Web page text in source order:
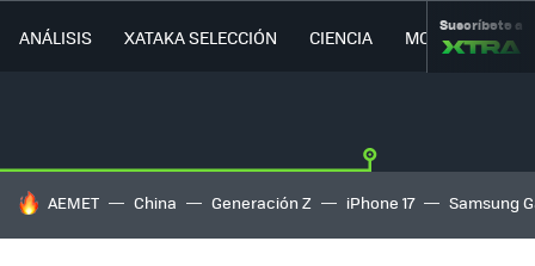
ANÁLISIS XATAKA SELECCIÓN CIENCIA MOVILIDAD
Suscríbete a
HOY SE HABLA DE
AEMET China Generación Z iPhone 17 Samsung